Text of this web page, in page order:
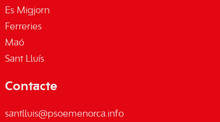
Es Migjorn
Ferreries
Maó
Sant Lluís
Contacte
santlluis@psoemenorca.info